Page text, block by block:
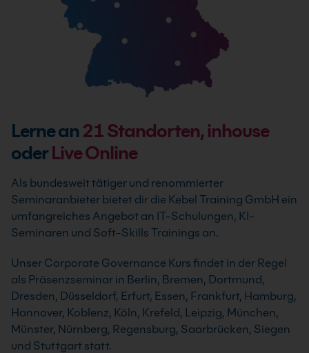
Lerne an 21Standorten, inhouse
oderLive Online
Als bundesweit tätiger und renommierter
Seminaranbieter bietet dir die Kebel Training GmbH ein
umfangreiches Angebot an IT-Schulungen, KI-
Seminaren und Soft-Skills Trainings an.
Unser Corporate Governance Kurs findet in der Regel
als Präsenzseminar in Berlin, Bremen, Dortmund,
Dresden, Düsseldorf, Erfurt, Essen, Frankfurt, Hamburg,
Hannover, Koblenz, Köln, Krefeld, Leipzig, München,
Münster, Nürnberg, Regensburg, Saarbrücken, Siegen
und Stuttgart statt.